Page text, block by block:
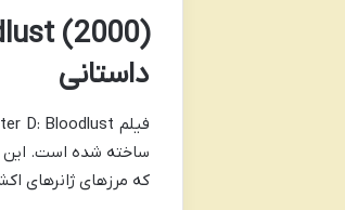
داستانی
که مرزهای ژانرهای